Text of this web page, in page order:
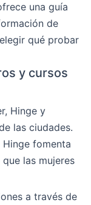
una guía
de
qué probar
y cursos
Hinge y
las ciudades.
fomenta
las mujeres
a través de